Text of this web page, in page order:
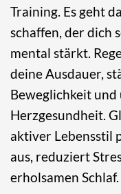
Training. Es geht
schaffen, der dich
mental stärkt.
deine Ausdauer,
Beweglichkeit
Herzgesundheit.
aktiver Lebensstil
aus, reduziert
erholsamen Schlaf.